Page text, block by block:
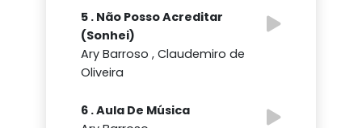
5 . Não Posso Acreditar
(Sonhei)
Ary Barroso , Claudemiro de
Oliveira
6 . Aula De Música